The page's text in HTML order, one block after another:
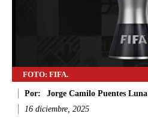
FOTO: FIFA.
Por:
Jorge Camilo Puentes Luna
16 diciembre, 2025